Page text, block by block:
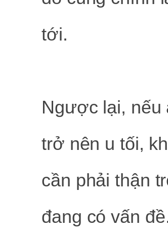
tới.
Ngược lại, nếu
trở nên u tối,
cần phải thận
đang có vấn